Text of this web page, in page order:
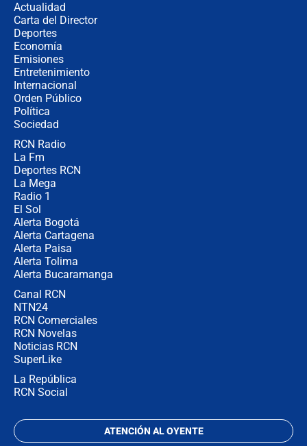
Actualidad
Carta del Director
Deportes
Economía
Emisiones
Entretenimiento
Internacional
Orden Público
Política
Sociedad
RCN Radio
La Fm
Deportes RCN
La Mega
Radio 1
El Sol
Alerta Bogotá
Alerta Cartagena
Alerta Paisa
Alerta Tolima
Alerta Bucaramanga
Canal RCN
NTN24
RCN Comerciales
RCN Novelas
Noticias RCN
SuperLike
La República
RCN Social
ATENCIÓN AL OYENTE